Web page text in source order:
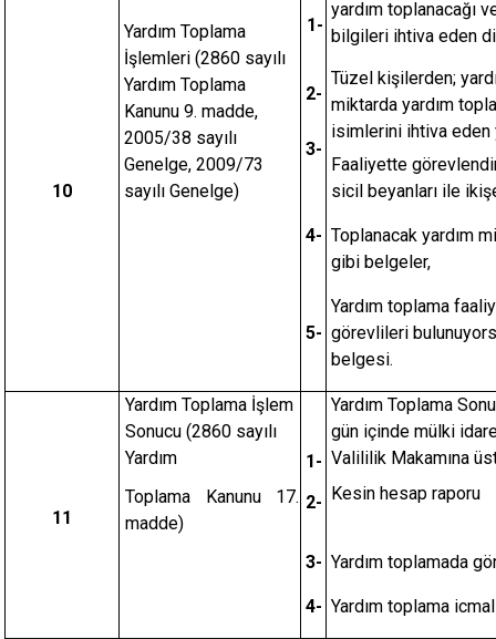
10
Yardım Toplama
İşlemleri (2860 sayılı
Yardım Toplama
Kanunu 9. madde,
2005/38 sayılı
Genelge, 2009/73
sayılı Genelge)
1-
2-
3-
yardım toplanacağı
bilgileri ihtiva eden
Tüzel kişilerden;
miktarda yardım
isimlerini ihtiva eden
Faaliyette
sicil beyanları ile
4- Toplanacak yardım
gibi belgeler,
5-
Yardım toplama
görevlileri
belgesi.
11
Yardım Toplama İşlem
Sonucu (2860 sayılı
Yardım
Toplama Kanunu 17.
madde)
1-
2-
Yardım Toplama
gün içinde mülki
Valililik Makamına
Kesin hesap raporu
3- Yardım toplamada
4- Yardım toplama